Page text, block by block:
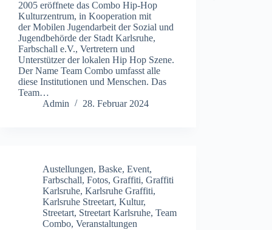
2005 eröffnete das Combo Hip-Hop
Kulturzentrum, in Kooperation mit
der Mobilen Jugendarbeit der Sozial und
Jugendbehörde der Stadt Karlsruhe,
Farbschall e.V., Vertretern und
Unterstützer der lokalen Hip Hop Szene.
Der Name Team Combo umfasst alle
diese Institutionen und Menschen. Das
Team…
Admin
28. Februar 2024
Austellungen, Baske, Event,
Farbschall, Fotos, Graffiti, Graffiti
Karlsruhe, Karlsruhe Graffiti,
Karlsruhe Streetart, Kultur,
Streetart, Streetart Karlsruhe, Team
Combo, Veranstaltungen